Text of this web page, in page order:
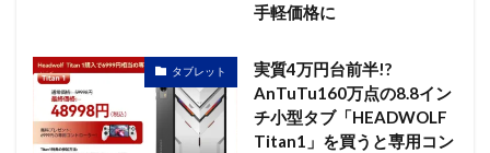
手軽価格に
タブレット
実質4万円台前半!?
AnTuTu160万点の8.8イン
チ小型タブ「HEADWOLF
Titan1」を買うと専用コン